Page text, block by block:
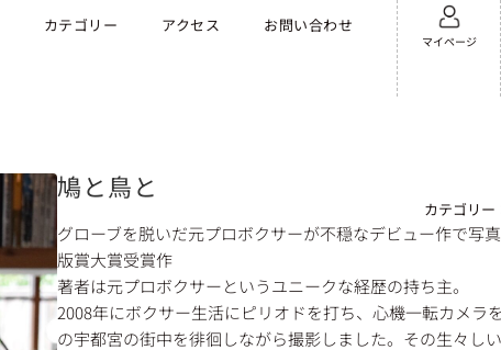
カテゴリー アクセス お問い合わせ
マイページ
鳩と鳥と
カテゴリー
グローブを脱いだ元プロボクサーが不穏なデビュー作で写
版賞大賞受賞作
著者は元プロボクサーというユニークな経歴の持ち主。
2008年にボクサー生活にピリオドを打ち、心機一転カメラ
の宇都宮の街中を徘徊しながら撮影しました。その生々し